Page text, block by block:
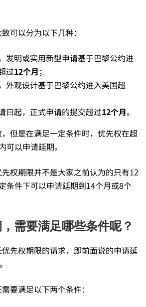
可以分为以下几种：
发明或实用新型申请基于巴黎公约进
过12个月 ；
外观设计基于巴黎公约进入美国超
日起，正式申请的提交超过12个月。
但是在满足一定条件时，优先权在超
可以申请延期。
权期限并不是大家之前认为的只有12
条件下可以申请延期到14个月或8个
需要满足哪些条件呢？
先权期限的请求，即前面说的申请延
要满足以下两个条件：